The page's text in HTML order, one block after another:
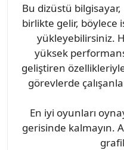
Bu dizüstü
birlikte gelir, böylece
yükleyebilirsiniz.
yüksek
geliştiren
görevlerde
En iyi oyunları
gerisinde kalmayın.